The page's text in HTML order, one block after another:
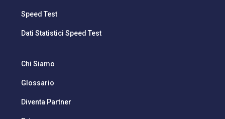
Speed Test
Dati Statistici Speed Test
Chi Siamo
Glossario
Diventa Partner